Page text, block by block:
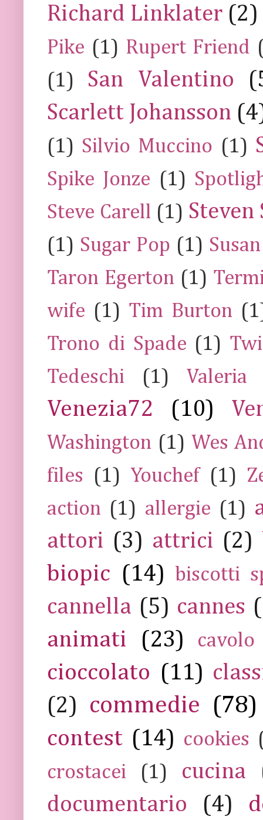
Richard Linklater (2)
Pike (1) Rupert Friend
(1)
San Valentino
Scarlett Johansson
(1) Silvio Muccino (1)
Spike Jonze (1)
Steve Carell (1) Steven
(1) Sugar Pop (1)
Taron Egerton (1)
wife (1) Tim Burton
Trono di Spade (1)
Tedeschi
(1) Valeria
Venezia72 (10)
Washington (1) Wes
files
(1) Youchef (1)
action (1) allergie (1)
attori (3) attrici (2)
biopic (14) biscotti
cannella (5) cannes
animati
(23) cavolo
cioccolato (11)
(2)
commedie (78)
contest (14) cookies
crostacei
(1) cucina
documentario
(4)